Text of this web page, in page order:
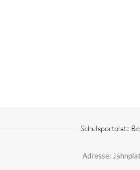
Schulsportplatz
Adresse: